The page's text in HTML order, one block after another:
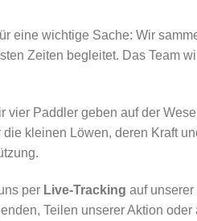
eine wichtige Sache: Wir
Zeiten begleitet. Das Team
vier Paddler geben auf der
kleinen Löwen, deren Kraft
per Live-Tracking auf
Teilen unserer Aktion